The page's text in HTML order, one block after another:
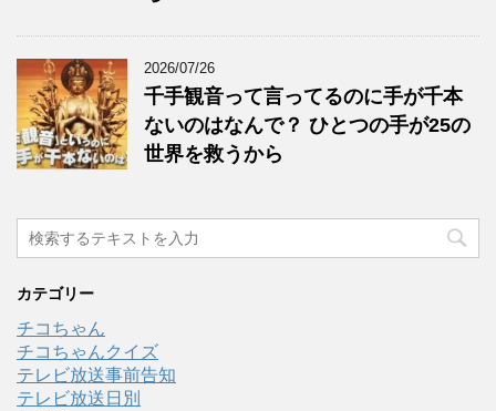
2026/07/26
千手観音って言ってるのに手が千本
ないのはなんで？ ひとつの手が25の
世界を救うから
カテゴリー
チコちゃん
チコちゃんクイズ
テレビ放送事前告知
テレビ放送日別